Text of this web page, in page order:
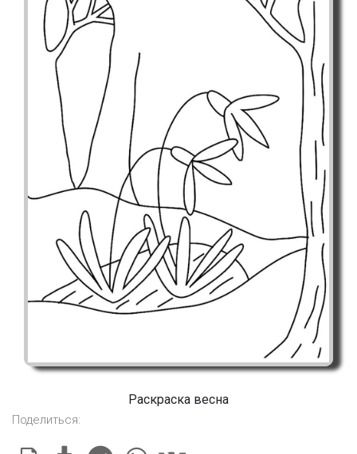
Раскраска весна
Поделиться: